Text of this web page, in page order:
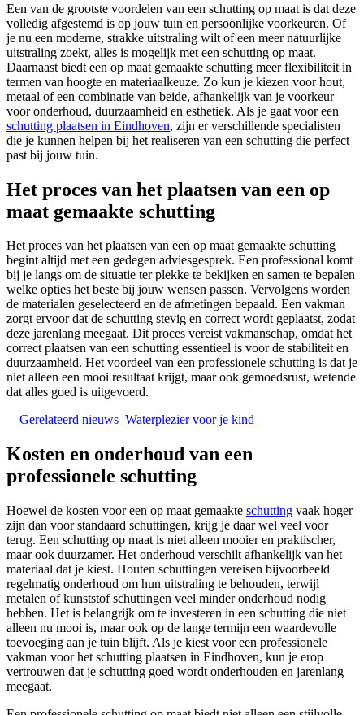
Een van de grootste voordelen van een schutting op maat is dat deze
volledig afgestemd is op jouw tuin en persoonlijke voorkeuren. Of
je nu een moderne, strakke uitstraling wilt of een meer natuurlijke
uitstraling zoekt, alles is mogelijk met een schutting op maat.
Daarnaast biedt een op maat gemaakte schutting meer flexibiliteit in
termen van hoogte en materiaalkeuze. Zo kun je kiezen voor hout,
metaal of een combinatie van beide, afhankelijk van je voorkeur
voor onderhoud, duurzaamheid en esthetiek. Als je gaat voor een
schutting plaatsen in Eindhoven, zijn er verschillende specialisten
die je kunnen helpen bij het realiseren van een schutting die perfect
past bij jouw tuin.
Het proces van het plaatsen van een op
maat gemaakte schutting
Het proces van het plaatsen van een op maat gemaakte schutting
begint altijd met een gedegen adviesgesprek. Een professional komt
bij je langs om de situatie ter plekke te bekijken en samen te bepalen
welke opties het beste bij jouw wensen passen. Vervolgens worden
de materialen geselecteerd en de afmetingen bepaald. Een vakman
zorgt ervoor dat de schutting stevig en correct wordt geplaatst, zodat
deze jarenlang meegaat. Dit proces vereist vakmanschap, omdat het
correct plaatsen van een schutting essentieel is voor de stabiliteit en
duurzaamheid. Het voordeel van een professionele schutting is dat je
niet alleen een mooi resultaat krijgt, maar ook gemoedsrust, wetende
dat alles goed is uitgevoerd.
Gerelateerd nieuws Waterplezier voor je kind
Kosten en onderhoud van een
professionele schutting
Hoewel de kosten voor een op maat gemaakte schutting vaak hoger
zijn dan voor standaard schuttingen, krijg je daar wel veel voor
terug. Een schutting op maat is niet alleen mooier en praktischer,
maar ook duurzamer. Het onderhoud verschilt afhankelijk van het
materiaal dat je kiest. Houten schuttingen vereisen bijvoorbeeld
regelmatig onderhoud om hun uitstraling te behouden, terwijl
metalen of kunststof schuttingen veel minder onderhoud nodig
hebben. Het is belangrijk om te investeren in een schutting die niet
alleen nu mooi is, maar ook op de lange termijn een waardevolle
toevoeging aan je tuin blijft. Als je kiest voor een professionele
vakman voor het schutting plaatsen in Eindhoven, kun je erop
vertrouwen dat je schutting goed wordt onderhouden en jarenlang
meegaat.